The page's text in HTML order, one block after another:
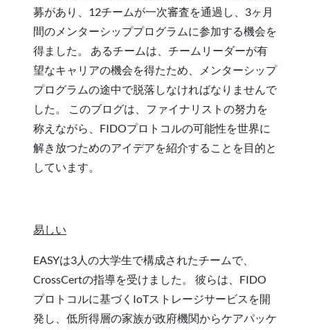
募があり、12チームが一次審査を通過し、3ヶ月
間のメンターシッププログラムに参加する機会を
得ました。 あるチームは、チームリーダーが有
望なキャリアの機会を得たため、メンターシップ
プログラムの途中で脱落しなければなりませんで
した。 このブログは、ファイナリストの努力を
称えながら、FIDOプロトコルの可能性を世界に
解き放つためのアイデアを紹介することを目的と
しています。
易しい
EASYは3人の大学生で構成されたチームで、
CrossCertの指導を受けました。 彼らは、FIDO
プロトコルに基づくIoTストレージサービスを開
発し、低所得層の家族が政府機関からケアパッケ